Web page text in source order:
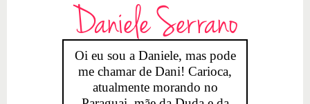
Daniele Serrano
Oi eu sou a Daniele, mas pode
me chamar de Dani! Carioca,
atualmente morando no